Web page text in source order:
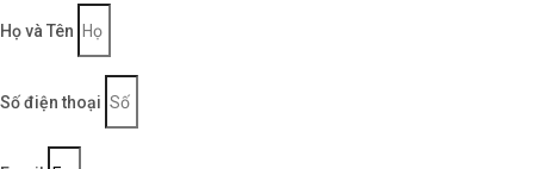
Họ và Tên
Số điện thoại